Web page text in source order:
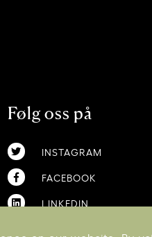
Følg oss på
INSTAGRAM
FACEBOOK
LINKEDIN